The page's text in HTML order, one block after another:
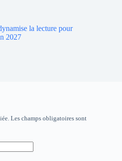
la lecture pour
2027
Les champs obligatoires sont